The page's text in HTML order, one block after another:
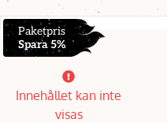
Paketpris
Spara 5%
Innehållet kan inte
visas